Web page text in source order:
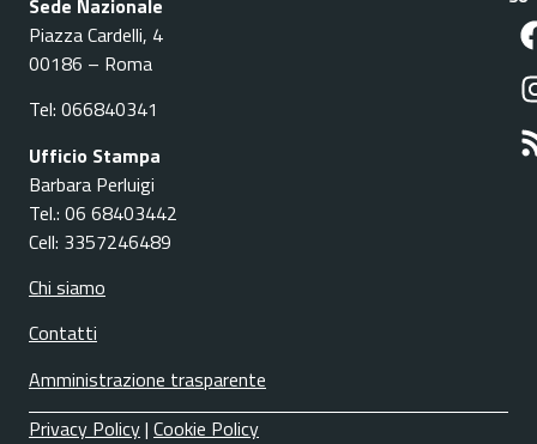
Sede Nazionale
Piazza Cardelli, 4
00186 – Roma
Tel: 066840341
Ufficio Stampa
Barbara Perluigi
Tel.: 06 68403442
Cell: 3357246489
Chi siamo
Contatti
Amministrazione trasparente
Privacy Policy| Cookie Policy